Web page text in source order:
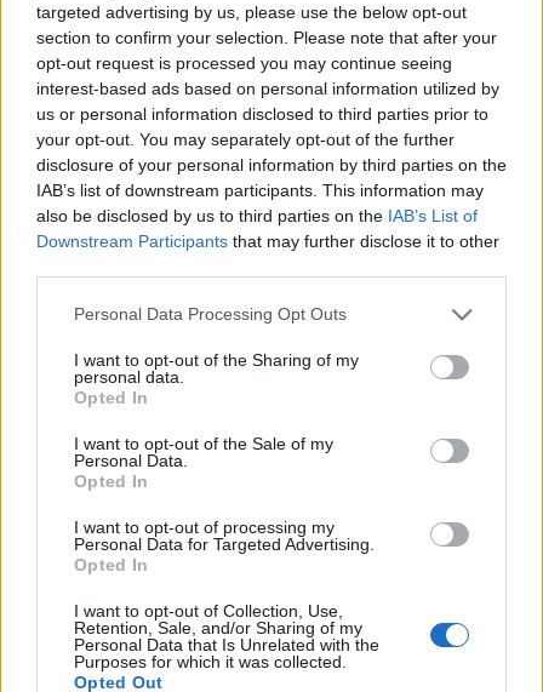
targeted advertising by us, please use the below opt-out
section to confirm your selection. Please note that after your
opt-out request is processed you may continue seeing
interest-based ads based on personal information utilized by
us or personal information disclosed to third parties prior to
your opt-out. You may separately opt-out of the further
disclosure of your personal information by third parties on the
IAB’s list of downstream participants. This information may
also be disclosed by us to third parties on the IAB’s List of
Downstream Participants that may further disclose it to other
Personal Data Processing Opt Outs
I want to opt-out of the Sharing of my
personal data.
Opted In
I want to opt-out of the Sale of my
Personal Data.
Opted In
I want to opt-out of processing my
Personal Data for Targeted Advertising.
Opted In
I want to opt-out of Collection, Use,
Retention, Sale, and/or Sharing of my
Personal Data that Is Unrelated with the
Purposes for which it was collected.
Opted Out
Portfolio
2021. január 30. 18:55
Az Egyesült Államokban keddtől kötelező a
tömegközlekedési eszközökön, a várókban,
taxikban és repülőkön a maszkviselés – jelentette
be a járványügyi központ, CDC.
Az Egyesült Államokban eddig 26 millió ember – a
lakosság majdnem 10%-a – fertőződött meg az új
halálesetek körülbelül 20%-a itt történt. Eddig viszont nem
volt kötelező a maszkviselés szövetségi szinten. A CDC
mely alapján államközi utazásnál kötelező...
KEDVES OLVASÓNK!
A keresett cikk a portfolio.hu hírarchívumához
tartozik, melynek olvasása előfizetéses
regisztrációhoz kötött.
Az előfizetés a következőket tartalmazza: